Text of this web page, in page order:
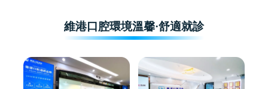
維港口腔環境溫馨·舒適就診